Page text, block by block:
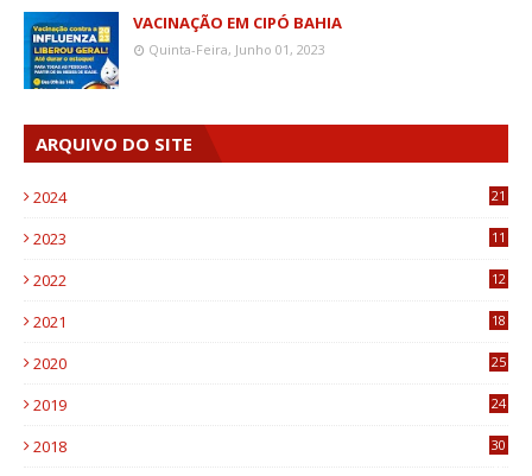
VACINAÇÃO EM CIPÓ BAHIA
Quinta-Feira, Junho 01, 2023
ARQUIVO DO SITE
2024 21
2023
11
2022
12
2021
18
2020
25
2019
24
2018
30